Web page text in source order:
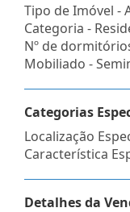
Tipo de Imóvel -
Categoria -
Nº de
Mobiliado -
Categorias
Localização
Característica
Detalhes da